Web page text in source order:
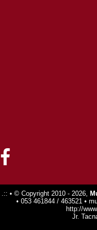
.:: • © Copyright 2010 - 2026,
• 053 461844 / 463521 •
http://
Jr.